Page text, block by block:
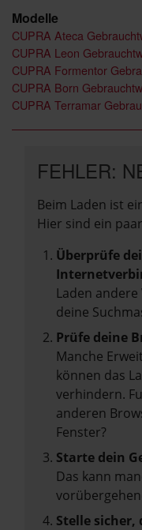
Modelle
CUPRA Ateca
CUPRA Leon
CUPRA Formentor
CUPRA Born
CUPRA Terramar
FEHLER:
Beim Laden ist
Hier sind ein
Überprüfe
Laden
deine
Prüfe deine
Manche
können das
verhindern.
anderen
Fenster?
Starte dein
Das kann
Stelle sicher,